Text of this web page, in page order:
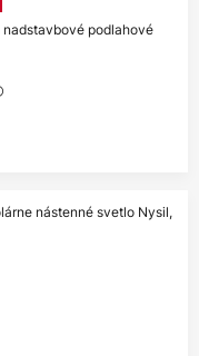
nadstavbové podlahové
nástenné svetlo Nysil,